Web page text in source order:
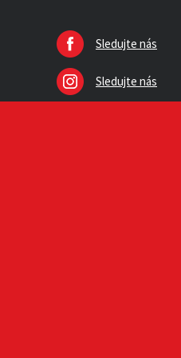
Sledujte nás
Sledujte nás